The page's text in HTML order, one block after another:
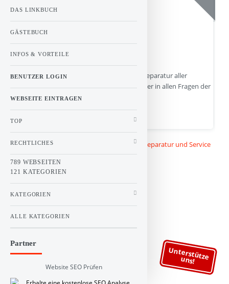
Unterstütze
uns!
Johannes Chrestels KFZ - Meisterbetrieb. Reparatur aller
Kraftfahrzeuge und ihr kompetenter Partner in allen Fragen der
Karosserie und Unfallinstandsetzung.
chrestels.de | Hits : 8 | Stimme(n) : 2
Kategorie :Linkbuch Auto und Verkehr> Reparatur und Service
DAS LINKBUCH
GÄSTEBUCH
INFOS & VORTEILE
BENUTZER LOGIN
WEBSEITE EINTRAGEN
TOP
RECHTLICHES
789 WEBSEITEN
121 KATEGORIEN
KATEGORIEN
ALLE KATEGORIEN
Partner
Website SEO Prüfen